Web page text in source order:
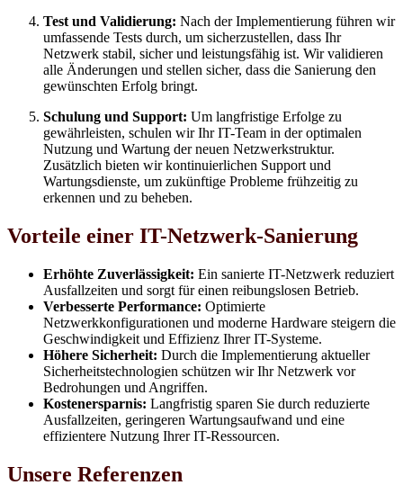
Test und Validierung: Nach der Implementierung führen wir
umfassende Tests durch, um sicherzustellen, dass Ihr
Netzwerk stabil, sicher und leistungsfähig ist. Wir validieren
alle Änderungen und stellen sicher, dass die Sanierung den
gewünschten Erfolg bringt.
Schulung und Support: Um langfristige Erfolge zu
gewährleisten, schulen wir Ihr IT-Team in der optimalen
Nutzung und Wartung der neuen Netzwerkstruktur.
Zusätzlich bieten wir kontinuierlichen Support und
Wartungsdienste, um zukünftige Probleme frühzeitig zu
erkennen und zu beheben.
Vorteile einer IT-Netzwerk-Sanierung
Erhöhte Zuverlässigkeit: Ein sanierte IT-Netzwerk reduziert
Ausfallzeiten und sorgt für einen reibungslosen Betrieb.
Verbesserte Performance: Optimierte
Netzwerkkonfigurationen und moderne Hardware steigern die
Geschwindigkeit und Effizienz Ihrer IT-Systeme.
Höhere Sicherheit: Durch die Implementierung aktueller
Sicherheitstechnologien schützen wir Ihr Netzwerk vor
Bedrohungen und Angriffen.
Kostenersparnis: Langfristig sparen Sie durch reduzierte
Ausfallzeiten, geringeren Wartungsaufwand und eine
effizientere Nutzung Ihrer IT-Ressourcen.
Unsere Referenzen